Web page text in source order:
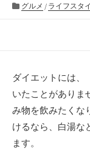
開
カ
グルメ / ライフスタ
ダイエットには、
いたことがありま
み物を飲みたくな
けるなら、白湯な
ます。